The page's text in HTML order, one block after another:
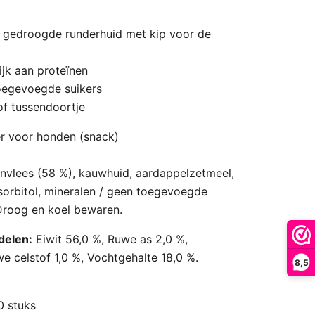
8,5
runderhuid met kip voor de
aan proteïnen
suikers
tussendoortje
voor honden (snack)
(58 %), kauwhuid, aardappelzetmeel,
mineralen / geen toegevoegde
en koel bewaren.
Eiwit 56,0 %, Ruwe as 2,0 %,
celstof 1,0 %, Vochtgehalte 18,0 %.
stuks